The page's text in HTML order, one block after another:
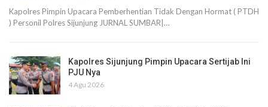
Kapolres Pimpin Upacara Pemberhentian Tidak Dengan Hormat ( PTDH
) Personil Polres Sijunjung JURNAL SUMBAR|…
Kapolres Sijunjung Pimpin Upacara Sertijab Ini
PJU Nya
4 Agu 2026